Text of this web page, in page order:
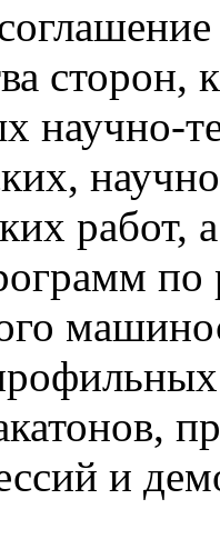
сторон,
научно-
работ,
и